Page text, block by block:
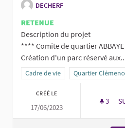
DECHERF
RETENUE
Description du projet
**** Comite de quartier
Création d'un parc réservé
Filtrer les résultats de la catégorie :
Cadre de vie Filtrer les
Quartier
CRÉÉ LE
17/06/2023
3 3